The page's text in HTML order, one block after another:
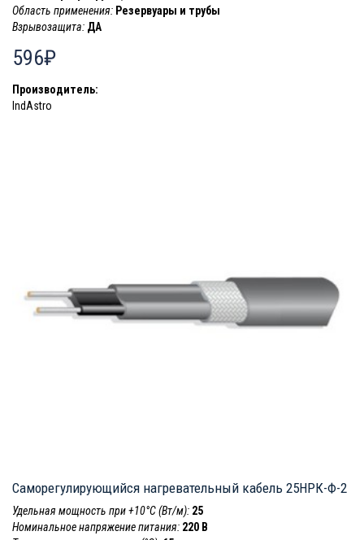
Область применения: Резервуары и трубы
Взрывозащита: ДА
596₽
Производитель:
IndAstro
Саморегулирующийся нагревательный кабель 25НРК-Ф-2
Удельная мощность при +10°С (Вт/м): 25
Номинальное напряжение питания: 220 В